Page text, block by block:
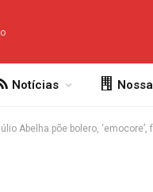
Notícias
Abelha põe bolero,